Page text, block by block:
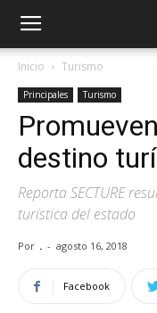
Inicio Turismo
Principales Turismo
destino
Reporta SECTURE
turística del estado
Por . - agosto 16, 2018
Facebook